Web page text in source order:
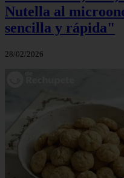
Nutella al
sencilla y rápida"
28/02/2026